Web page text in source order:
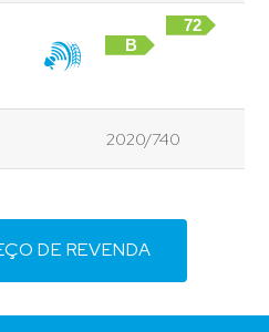
B
72
2020/740
DE REVENDA